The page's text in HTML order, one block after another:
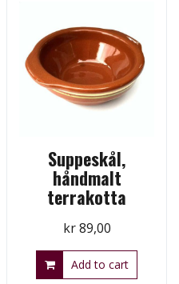
Suppeskål,
håndmalt
terrakotta
kr89,00
Add to cart